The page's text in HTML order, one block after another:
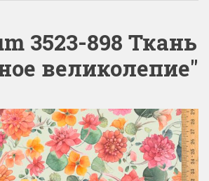
3523-898 Ткань
великолепие"